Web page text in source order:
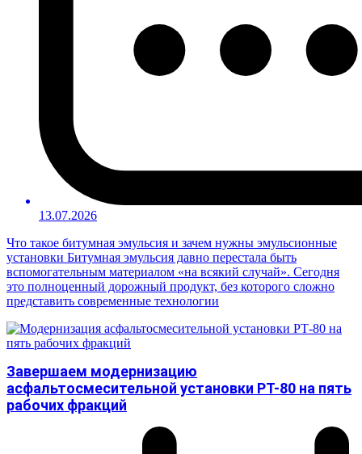
13.07.2026
Что такое битумная эмульсия и зачем нужны эмульсионные
установки Битумная эмульсия давно перестала быть
вспомогательным материалом «на всякий случай». Сегодня
это полноценный дорожный продукт, без которого сложно
представить современные технологии
Завершаем модернизацию
асфальтосмесительной установки РТ-80 на пять
рабочих фракций